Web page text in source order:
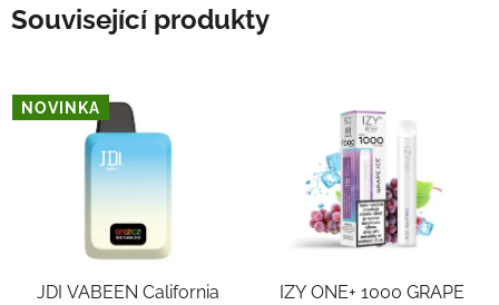
Související produkty
NOVINKA
JDI VABEEN California
IZY ONE+ 1000 GRAPE